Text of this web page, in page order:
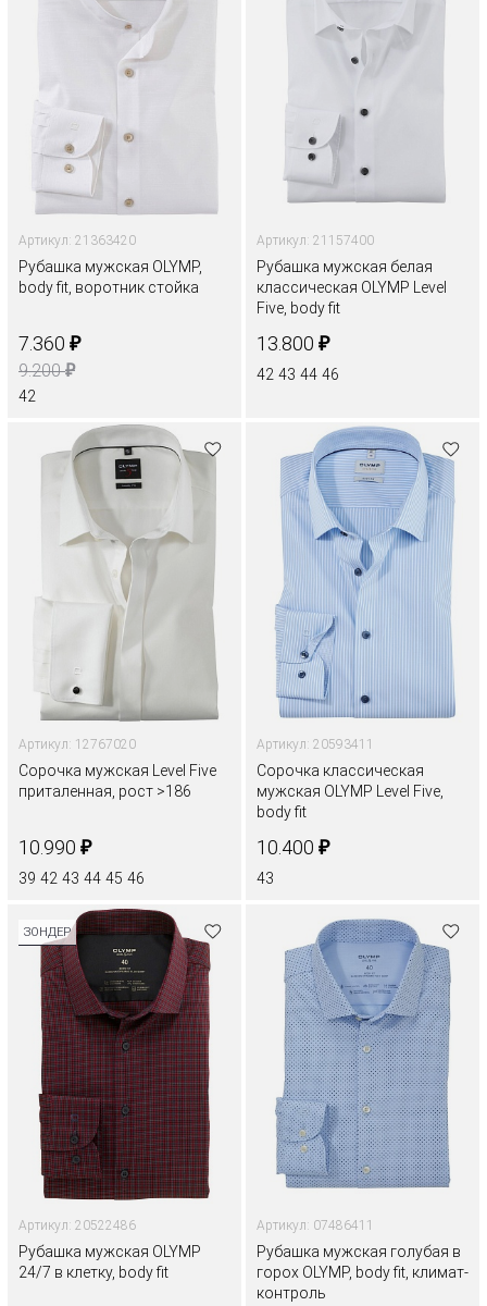
Артикул: 21363420
Рубашка мужская OLYMP,
body fit, воротник стойка
7.360 ₽
9.200₽
42
Артикул: 21157400
Рубашка мужская белая
классическая OLYMP Level
Five, body fit
13.800 ₽
42 43 44 46
Артикул: 12767020
Сорочка мужская Level Five
приталенная, рост >186
10.990 ₽
39 42 43 44 45 46
Артикул: 20593411
Сорочка классическая
мужская OLYMP Level Five,
body fit
10.400 ₽
43
ЗОНДЕР
Артикул: 20522486
Рубашка мужская OLYMP
24/7 в клетку, body fit
Артикул: 07486411
Рубашка мужская голубая в
горох OLYMP, body fit, климат-
контроль